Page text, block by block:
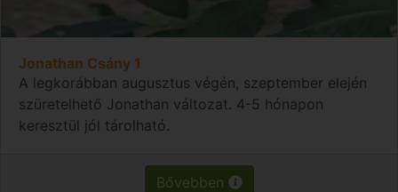
Jonathan Csány 1
A legkorábban augusztus végén, szeptember elején
szüretelhető Jonathan változat. 4-5 hónapon
keresztül jól tárolható.
Bővebben